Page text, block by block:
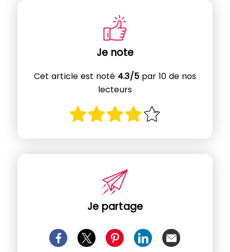
Je note
Cet article est noté 4.3/5par 10 de nos
lecteurs
Je partage